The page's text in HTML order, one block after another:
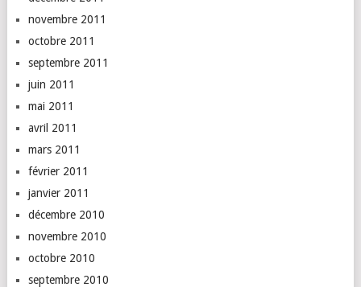
novembre 2011
octobre 2011
septembre 2011
juin 2011
mai 2011
avril 2011
mars 2011
février 2011
janvier 2011
décembre 2010
novembre 2010
octobre 2010
septembre 2010